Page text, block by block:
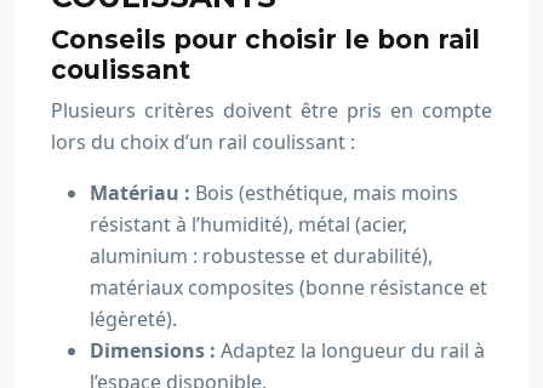
Conseils pour choisir le bon rail
coulissant
Plusieurs critères doivent être pris en compte
lors du choix d’un rail coulissant :
Matériau : Bois (esthétique, mais moins
résistant à l’humidité), métal (acier,
aluminium : robustesse et durabilité),
matériaux composites (bonne résistance et
légèreté).
Dimensions : Adaptez la longueur du rail à
l’espace disponible.